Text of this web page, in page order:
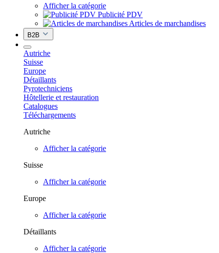
Afficher la catégorie
Publicité PDV
Articles de marchandises
B2B
Autriche
Suisse
Europe
Détaillants
Pyrotechniciens
Hôtellerie et restauration
Catalogues
Téléchargements
Autriche
Afficher la catégorie
Suisse
Afficher la catégorie
Europe
Afficher la catégorie
Détaillants
Afficher la catégorie